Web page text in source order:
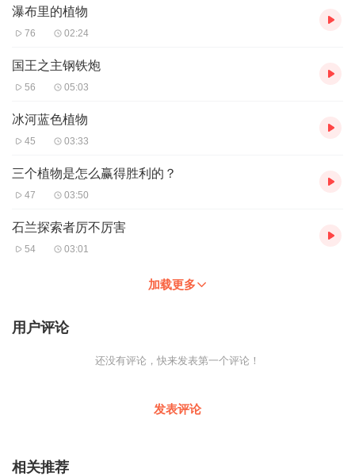
瀑布里的植物
76 02:24
国王之主钢铁炮
56 05:03
冰河蓝色植物
45 03:33
三个植物是怎么赢得胜利的？
47 03:50
石兰探索者厉不厉害
54 03:01
加载更多
用户评论
还没有评论，快来发表第一个评论！
发表评论
相关推荐